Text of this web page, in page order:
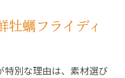
牡蠣フライディ
特別な理由は、素材選び